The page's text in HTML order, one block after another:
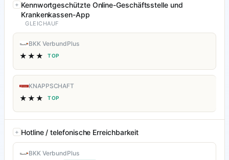
Kennwortgeschützte Online-Geschäftsstelle und
Krankenkassen-App
GLEICHAUF
BKK VerbundPlus
★★★ TOP
KNAPPSCHAFT
★★★ TOP
Hotline / telefonische Erreichbarkeit
BKK VerbundPlus